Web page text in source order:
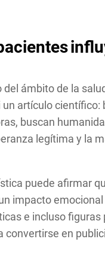
ámbito de la
artículo científico:
buscan
legítima y la
puede afirmar
impacto
e incluso
convertirse en